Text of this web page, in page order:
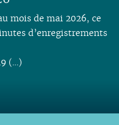
mois de mai 2026, ce
d’enregistrements
(…)